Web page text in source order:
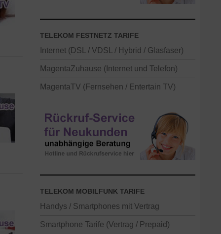
TELEKOM FESTNETZ TARIFE
Internet (DSL / VDSL / Hybrid / Glasfaser)
MagentaZuhause (Internet und Telefon)
MagentaTV (Fernsehen / Entertain TV)
TELEKOM MOBILFUNK TARIFE
Handys / Smartphones mit Vertrag
Smartphone Tarife (Vertrag / Prepaid)